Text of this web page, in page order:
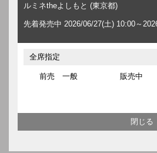
ルミネtheよしもと (東京都)
先着発売中 2026/06/27(土) 10:00～
全席指定
前売 一般 販売中